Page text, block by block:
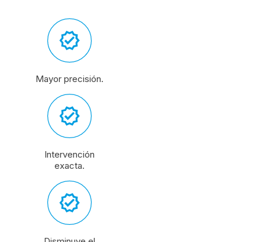
Mayor precisión.
Intervención
exacta.